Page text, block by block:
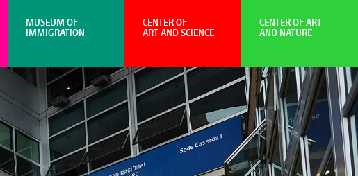
CENTER OF ART
AND NATURE
CENTER OF
ART AND SCIENCE
MUSEUM OF
IMMIGRATION